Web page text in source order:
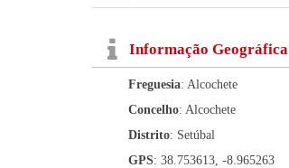
Informação Geográfica
Freguesia: Alcochete
Concelho: Alcochete
Distrito: Setúbal
GPS: 38.753613, -8.965263